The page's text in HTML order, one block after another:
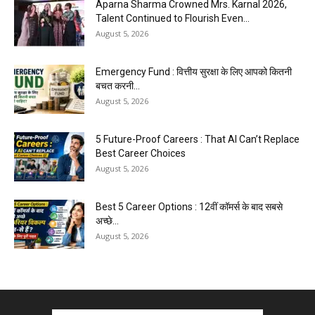
Aparna Sharma Crowned Mrs. Karnal 2026,
Talent Continued to Flourish Even...
August 5, 2026
Emergency Fund : वित्तीय सुरक्षा के लिए आपको कितनी
बचत करनी...
August 5, 2026
5 Future-Proof Careers : That AI Can’t Replace
Best Career Choices
August 5, 2026
Best 5 Career Options : 12वीं कॉमर्स के बाद सबसे
अच्छे...
August 5, 2026
की मांग...